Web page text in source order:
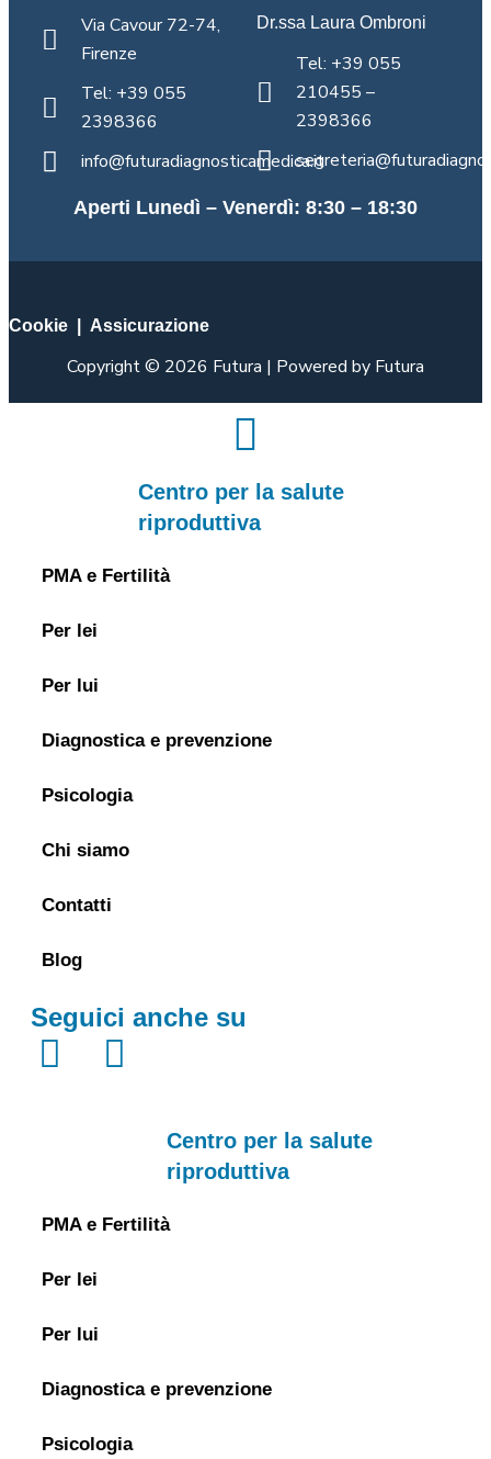
Via Cavour 72-74,
Firenze
Tel: +39 055
2398366
info@futuradiagnosticamedica.it
Dr.ssa Laura Ombroni
Tel: +39 055
210455 –
2398366
Aperti Lunedì – Venerdì: 8:30 – 18:30
Cookie Assicurazione
Copyright © 2026 Futura | Powered by Futura
Centro per la salute
riproduttiva
PMA e Fertilità
Per lei
Per lui
Diagnostica e prevenzione
Psicologia
Chi siamo
Contatti
Blog
Seguici anche su
Centro per la salute
riproduttiva
PMA e Fertilità
Per lei
Per lui
Diagnostica e prevenzione
Psicologia